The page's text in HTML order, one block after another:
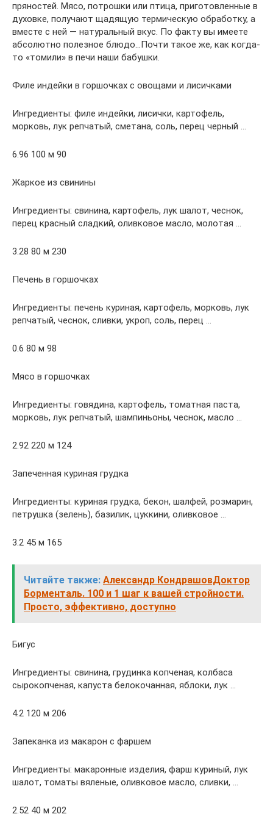
пряностей. Мясо, потрошки или птица, приготовленные в
духовке, получают щадящую термическую обработку, а
вместе с ней — натуральный вкус. По факту вы имеете
абсолютно полезное блюдо…Почти такое же, как когда-
то «томили» в печи наши бабушки.
Филе индейки в горшочках с овощами и лисичками
Ингредиенты: филе индейки, лисички, картофель,
морковь, лук репчатый, сметана, соль, перец черный …
6.96 100 м 90
Жаркое из свинины
Ингредиенты: свинина, картофель, лук шалот, чеснок,
перец красный сладкий, оливковое масло, молотая …
3.28 80 м 230
Печень в горшочках
Ингредиенты: печень куриная, картофель, морковь, лук
репчатый, чеснок, сливки, укроп, соль, перец …
0.6 80 м 98
Мясо в горшочках
Ингредиенты: говядина, картофель, томатная паста,
морковь, лук репчатый, шампиньоны, чеснок, масло …
2.92 220 м 124
Запеченная куриная грудка
Ингредиенты: куриная грудка, бекон, шалфей, розмарин,
петрушка (зелень), базилик, цуккини, оливковое …
3.2 45 м 165
Читайте также: Александр КондрашовДоктор
Борменталь. 100 и 1 шаг к вашей стройности.
Просто, эффективно, доступно
Бигус
Ингредиенты: свинина, грудинка копченая, колбаса
сырокопченая, капуста белокочанная, яблоки, лук …
4.2 120 м 206
Запеканка из макарон с фаршем
Ингредиенты: макаронные изделия, фарш куриный, лук
шалот, томаты вяленые, оливковое масло, сливки, …
2.52 40 м 202